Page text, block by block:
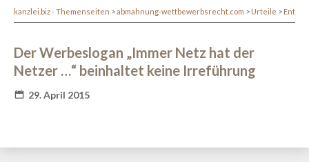
kanzlei.biz - Themenseiten abmahnung-wettbewerbsrecht.com Urteile
Der Werbeslogan „Immer Netz hat der
Netzer …“ beinhaltet keine Irreführung
29. April 2015